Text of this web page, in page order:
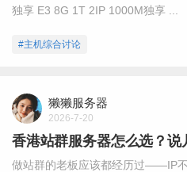
独享 E3 8G 1T 2IP 1000M独享 ...
#主机综合讨论
獭獭服务器
2026-7-20
香港站群服务器怎么选？说
做站群的老板应该都经历过——IP